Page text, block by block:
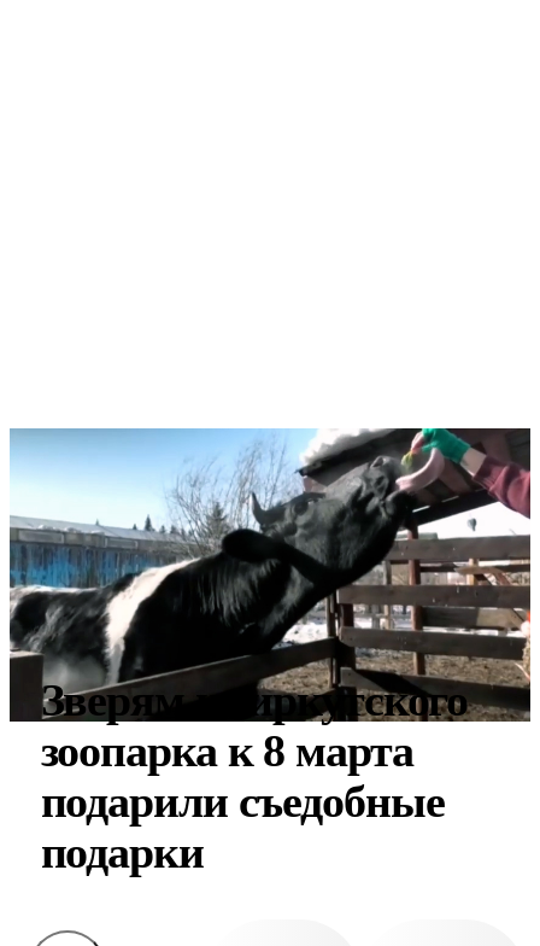
Зверям из иркутского
зоопарка к 8 марта
подарили съедобные
подарки